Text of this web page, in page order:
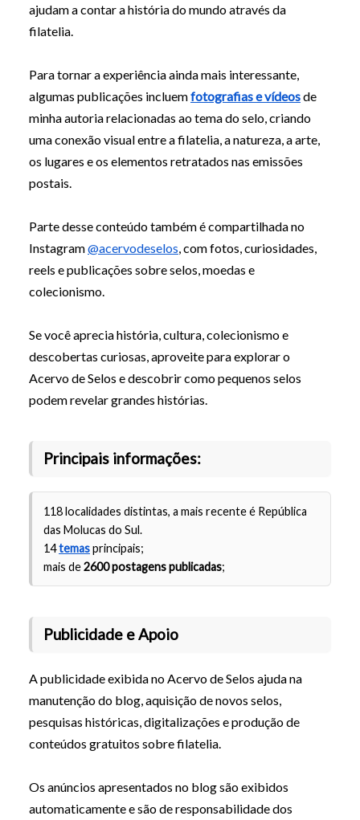
ajudam a contar a história do mundo através da
filatelia.
Para tornar a experiência ainda mais interessante,
algumas publicações incluemfotografias e vídeosde
minha autoria relacionadas ao tema do selo, criando
uma conexão visual entre a filatelia, a natureza, a arte,
os lugares e os elementos retratados nas emissões
postais.
Parte desse conteúdo também é compartilhada no
Instagram@acervodeselos, com fotos, curiosidades,
reels e publicações sobre selos, moedas e
colecionismo.
Se você aprecia história, cultura, colecionismo e
descobertas curiosas, aproveite para explorar o
Acervo de Selos e descobrir como pequenos selos
podem revelar grandes histórias.
Principais informações:
118 localidades distintas, a mais recente é República
das Molucas do Sul.
14temasprincipais;
mais de2600 postagens publicadas;
Publicidade e Apoio
A publicidade exibida no Acervo de Selos ajuda na
manutenção do blog, aquisição de novos selos,
pesquisas históricas, digitalizações e produção de
conteúdos gratuitos sobre filatelia.
Os anúncios apresentados no blog são exibidos
automaticamente e são de responsabilidade dos